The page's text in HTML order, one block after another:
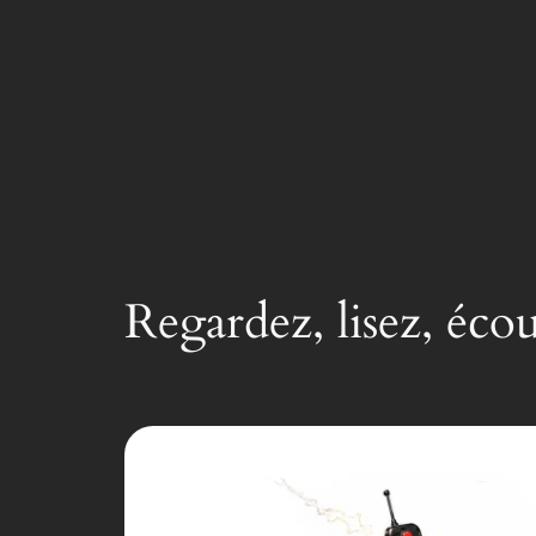
Regardez, lisez,